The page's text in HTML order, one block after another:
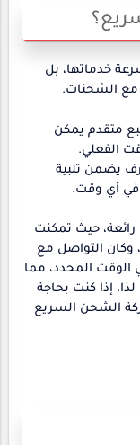
خدماتها، بل
مع الشحنات.
متقدم يمكن
الفعلي.
يضمن تلبية
في أي وقت.
حيث تمكنت
التواصل مع
المحدد، مما
إذا كنت بحاجة
الشحن السريع